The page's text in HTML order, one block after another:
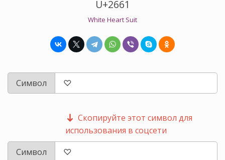
U+2661
White Heart Suit
Символ
Скопируйте этот символ для
использования в соцсети
Символ